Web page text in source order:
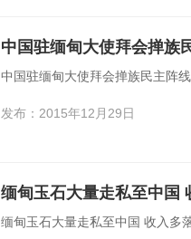
中国驻缅甸大使拜会掸族
中国驻缅甸大使拜会掸族民主阵
发布：2015年12月29日
缅甸玉石大量走私至中国
缅甸玉石大量走私至中国 收入多